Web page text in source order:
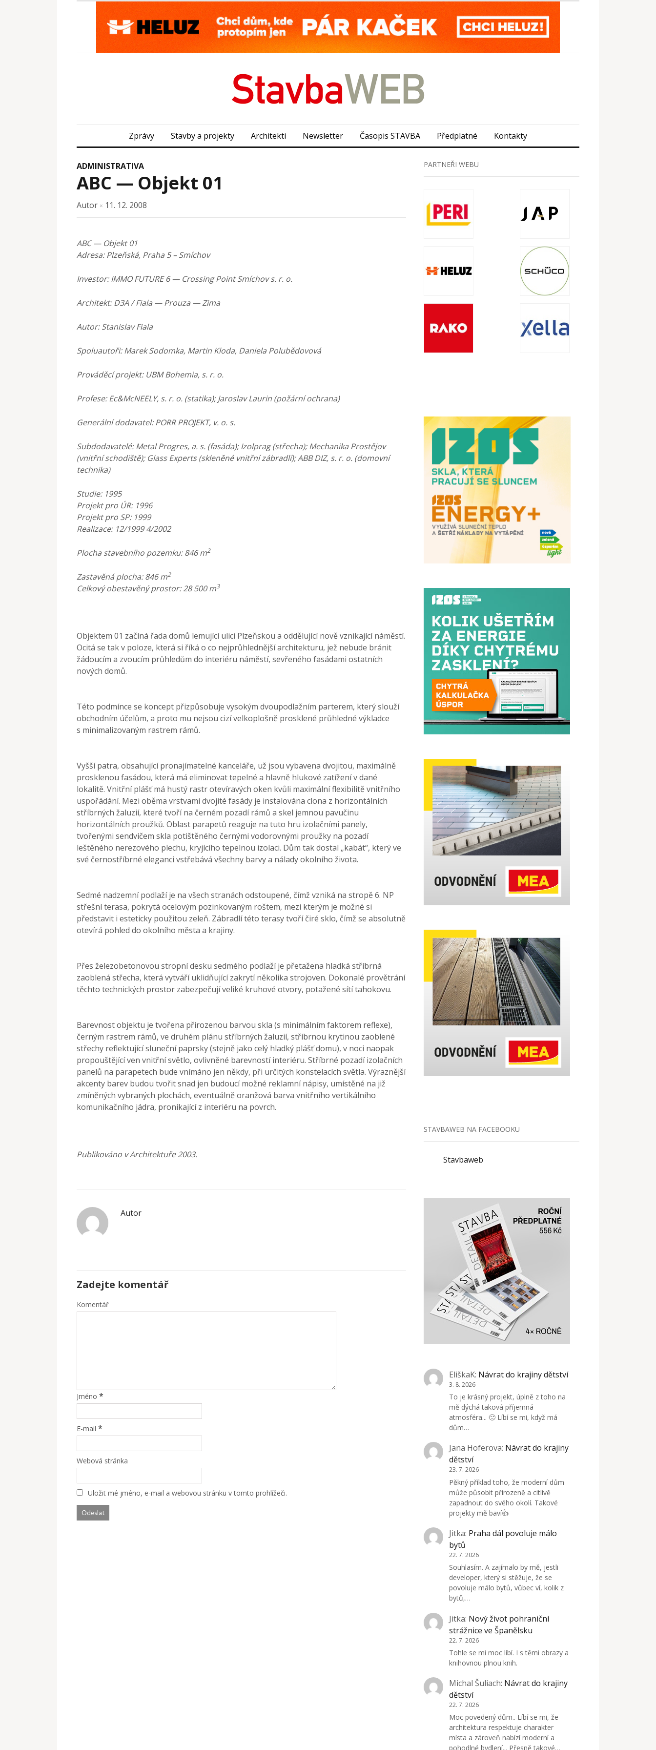
Zprávy Stavby a projekty Architekti Newsletter Časopis STAVBA Předplatné Kontakty
ADMINISTRATIVA
ABC — Objekt 01
Autor × 11. 12. 2008
ABC — Objekt 01
Adresa:Plzeňská, Praha 5 – Smíchov
Investor:IMMO FUTURE 6 — Crossing Point Smíchov s. r. o.
Architekt:D3A / Fiala — Prouza — Zima
Autor:Stanislav Fiala
Spoluautoři:Marek Sodomka, Martin Kloda, Daniela Polubědovová
Prováděcí projekt: UBM Bohemia, s. r. o.
Profese:Ec&McNEELY, s. r. o. (statika); Jaroslav Laurin (požární ochrana)
Generální dodavatel:PORR PROJEKT, v. o. s.
Subdodavatelé:Metal Progres, a. s. (fasáda); Izolprag (střecha); Mechanika Prostějov
(vnitřní schodiště); Glass Experts (skleněné vnitřní zábradlí); ABB DIZ, s. r. o. (domovní
technika)
Studie: 1995
Projekt pro ÚR: 1996
Projekt pro SP: 1999
Realizace: 12/1999 4/2002
Plocha stavebního pozemku:846 m2
Zastavěná plocha:846 m2
Celkový obestavěný prostor:28 500 m3
Objektem 01 začíná řada domů lemující ulici Plzeňskou a oddělující nově vznikající náměstí.
Ocitá se tak v poloze, která si říká o co nejprůhlednější architekturu, jež nebude bránit
žádoucím a zvoucím průhledům do interiéru náměstí, sevřeného fasádami ostatních
nových domů.
Této podmínce se koncept přizpůsobuje vysokým dvoupodlažním parterem, který slouží
obchodním účelům, a proto mu nejsou cizí velkoplošně prosklené průhledné výkladce
s minimalizovaným rastrem rámů.
Vyšší patra, obsahující pronajímatelné kanceláře, už jsou vybavena dvojitou, maximálně
prosklenou fasádou, která má eliminovat tepelné a hlavně hlukové zatížení v dané
lokalitě. Vnitřní plášť má hustý rastr otevíravých oken kvůli maximální flexibilitě vnitřního
uspořádání. Mezi oběma vrstvami dvojité fasády je instalována clona z horizontálních
stříbrných žaluzií, které tvoří na černém pozadí rámů a skel jemnou pavučinu
horizontálních proužků. Oblast parapetů reaguje na tuto hru izolačními panely,
tvořenými sendvičem skla potištěného černými vodorovnými proužky na pozadí
leštěného nerezového plechu, kryjícího tepelnou izolaci. Dům tak dostal „kabát“, který ve
své černostříbrné eleganci vstřebává všechny barvy a nálady okolního života.
Sedmé nadzemní podlaží je na všech stranách odstoupené, čímž vzniká na stropě 6. NP
střešní terasa, pokrytá ocelovým pozinkovaným roštem, mezi kterým je možné si
představit i esteticky použitou zeleň. Zábradlí této terasy tvoří čiré sklo, čímž se absolutně
otevírá pohled do okolního města a krajiny.
Přes železobetonovou stropní desku sedmého podlaží je přetažena hladká stříbrná
zaoblená střecha, která vytváří uklidňující zakrytí několika strojoven. Dokonalé provětrání
těchto technických prostor zabezpečují veliké kruhové otvory, potažené sítí tahokovu.
Barevnost objektu je tvořena přirozenou barvou skla (s minimálním faktorem reflexe),
černým rastrem rámů, ve druhém plánu stříbrných žaluzií, stříbrnou krytinou zaoblené
střechy reflektující sluneční paprsky (stejně jako celý hladký plášť domu), v noci naopak
propouštějící ven vnitřní světlo, ovlivněné barevností interiéru. Stříbrné pozadí izolačních
panelů na parapetech bude vnímáno jen někdy, při určitých konstelacích světla. Výraznější
akcenty barev budou tvořit snad jen budoucí možné reklamní nápisy, umístěné na již
zmíněných vybraných plochách, eventuálně oranžová barva vnitřního vertikálního
komunikačního jádra, pronikající z interiéru na povrch.
Publikováno v Architektuře 2003.
Autor
Zadejte komentář
Komentář
Jméno *
E-mail *
Webová stránka
Uložit mé jméno, e-mail a webovou stránku v tomto prohlížeči.
PARTNEŘI WEBU
STAVBAWEB NA FACEBOOKU
Stavbaweb
EliškaK: Návrat do krajiny dětství
3. 8. 2026
To je krásný projekt, úplně z toho na
mě dýchá taková příjemná
atmosféra... 🙂 Líbí se mi, když má
dům…
Jana Hoferova: Návrat do krajiny
dětství
23. 7. 2026
Pěkný příklad toho, že moderní dům
může působit přirozeně a citlivě
zapadnout do svého okolí. Takové
projekty mě baví👍
Jitka: Praha dál povoluje málo
bytů
22. 7. 2026
Souhlasím. A zajímalo by mě, jestli
developer, který si stěžuje, že se
povoluje málo bytů, vůbec ví, kolik z
bytů,…
Jitka: Nový život pohraniční
strážnice ve Španělsku
22. 7. 2026
Tohle se mi moc líbí. I s těmi obrazy a
knihovnou plnou knih.
Michal Šuliach: Návrat do krajiny
dětství
22. 7. 2026
Moc povedený dům.. Líbí se mi, že
architektura respektuje charakter
místa a zároveň nabízí moderní a
pohodlné bydlení... Přesně takové…